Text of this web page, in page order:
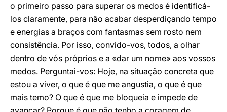
o primeiro passo para superar os medos é identificá-
los claramente, para não acabar desperdiçando tempo
e energias a braços com fantasmas sem rosto nem
consistência. Por isso, convido-vos, todos, a olhar
dentro de vós próprios e a «dar um nome» aos vossos
medos. Perguntai-vos: Hoje, na situação concreta que
estou a viver, o que é que me angustia, o que é que
mais temo? O que é que me bloqueia e impede de